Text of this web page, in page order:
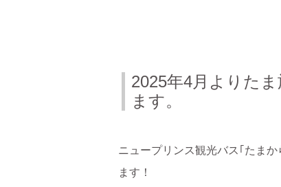
2025年4月よりた
ます。
ニュープリンス観光バス｢たま
ます！